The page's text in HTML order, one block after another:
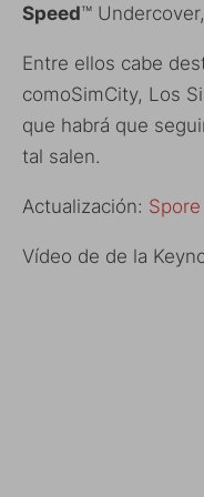
Speed™
Entre ellos cabe
comoSimCity, Los
que habrá que
tal salen.
Actualización: Spore
Vídeo de de la